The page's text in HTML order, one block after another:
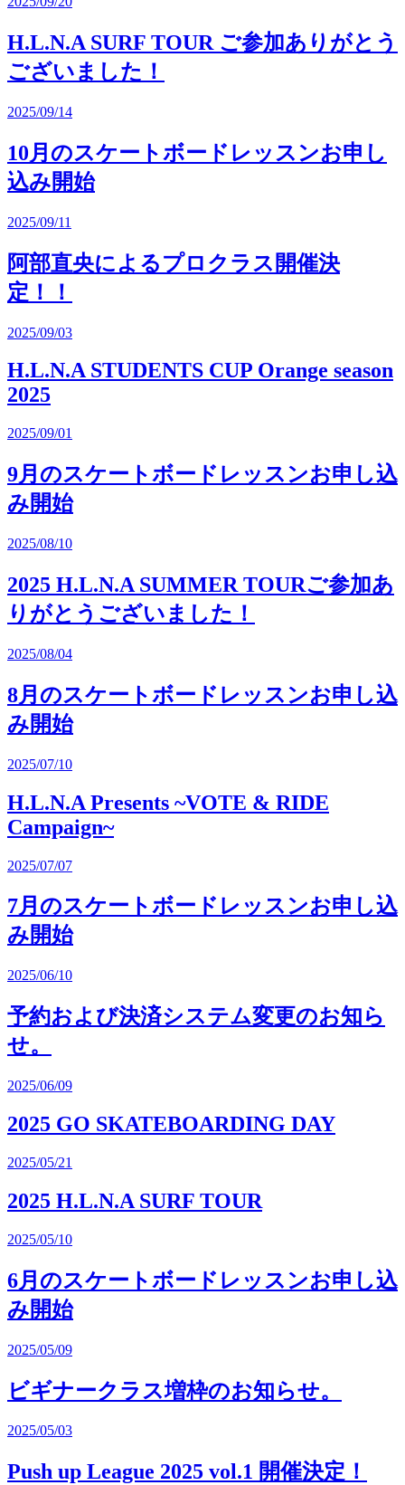
H.L.N.A SURF TOUR ご参加ありがとう
ございました！
2025/09/14
10月のスケートボードレッスンお申し
込み開始
2025/09/11
阿部直央によるプロクラス開催決
定！！
2025/09/03
H.L.N.A STUDENTS CUP Orange season
2025
2025/09/01
9月のスケートボードレッスンお申し込
み開始
2025/08/10
2025 H.L.N.A SUMMER TOURご参加あ
りがとうございました！
2025/08/04
8月のスケートボードレッスンお申し込
み開始
2025/07/10
H.L.N.A Presents ~VOTE & RIDE
Campaign~
2025/07/07
7月のスケートボードレッスンお申し込
み開始
2025/06/10
予約および決済システム変更のお知ら
せ。
2025/06/09
2025 GO SKATEBOARDING DAY
2025/05/21
2025 H.L.N.A SURF TOUR
2025/05/10
6月のスケートボードレッスンお申し込
み開始
2025/05/09
ビギナークラス増枠のお知らせ。
2025/05/03
Push up League 2025 vol.1 開催決定！